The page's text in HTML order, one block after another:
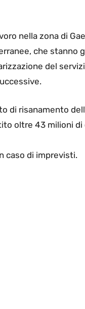
nella zona di
che stanno
del
di risanamento
oltre 43 milioni
caso di imprevisti.